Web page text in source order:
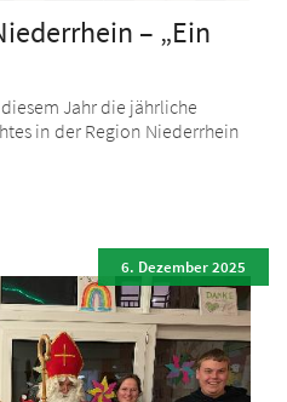
– „Ein
Jahr die jährliche
in der Region Niederrhein
6. Dezember 2025